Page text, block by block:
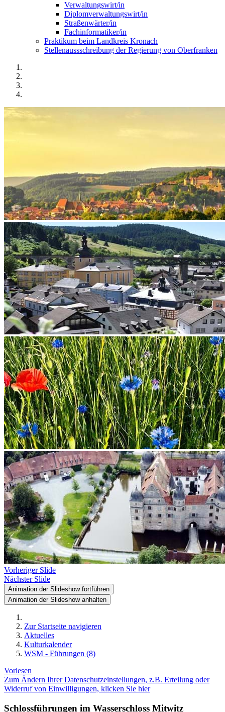
Verwaltungswirt/in
Diplomverwaltungswirt/in
Straßenwärter/in
Fachinformatiker/in
Praktikum beim Landkreis Kronach
Stellenaussschreibung der Regierung von Oberfranken
Vorheriger Slide
Nächster Slide
Animation der Slideshow fortführen
Animation der Slideshow anhalten
Zur Startseite navigieren
Aktuelles
Kulturkalender
WSM - Führungen (8)
Vorlesen
Zum Ändern Ihrer Datenschutzeinstellungen, z.B. Erteilung oder
Widerruf von Einwilligungen, klicken Sie hier
Schlossführungen im Wasserschloss Mitwitz